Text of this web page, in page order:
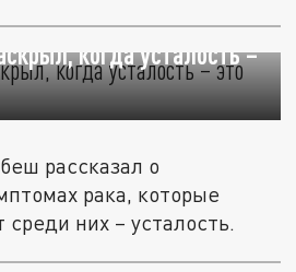
когда усталость –
рассказал о
рака, которые
них – усталость.